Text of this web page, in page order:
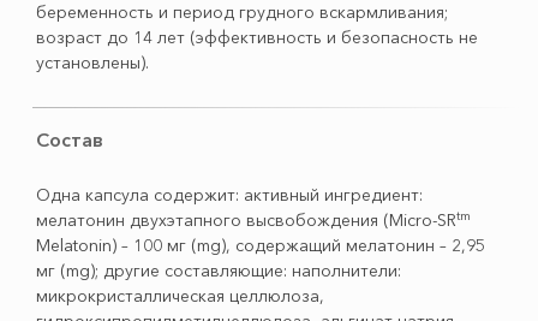
беременность и период грудного вскармливания;
возраст до 14 лет (эффективность и безопасность не
установлены).
Состав
Одна капсула содержит: активный ингредиент:
мелатонин двухэтапного высвобождения (Micro-SRtm
Melatonin) – 100 мг (mg), содержащий мелатонин – 2,95
мг (mg); другие составляющие: наполнители:
микрокристаллическая целлюлоза,